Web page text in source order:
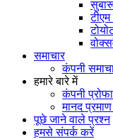
समाचार
कंपनी
हमारे बारे में
कंपनी
मानद
पूछे जाने वाले प्रश्न
हमसे संपर्क करें